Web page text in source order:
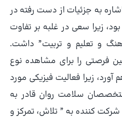
به جزئیات از دست رفته در
زیرا سعی در غلبه بر تفاوت
و تعلیم و تربیت” داشت.
فرصتی را برای مشاهده نوع
آورد، زیرا فعالیت فیزیکی مورد
سلامت روان قادر به
کننده به ” تلاش، تمرکز و